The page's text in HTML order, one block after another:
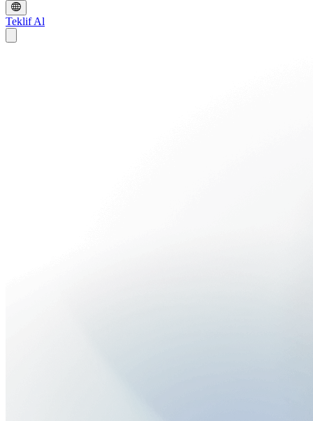
Teklif Al